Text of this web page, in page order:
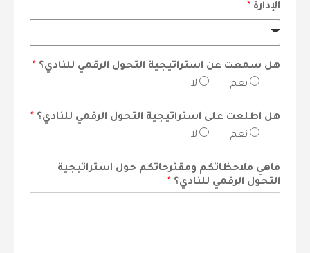
الإدارة *
هل سمعت عن استراتيجية التحول الرقمي للنادي؟ *
نعم
لا
هل اطلعت على استراتيجية التحول الرقمي للنادي؟ *
نعم
لا
ماهي ملاحظاتكم ومقترحاتكم حول استراتيجية
التحول الرقمي للنادي؟ *